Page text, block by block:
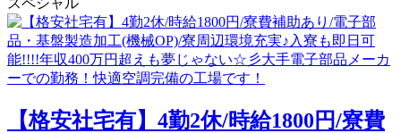
【格安社宅有】4勤2休/時給1800円/寮費